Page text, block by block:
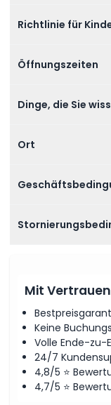
Richtlinie für
Öffnungszeiten
Dinge, die Sie
Ort
Mit
Keine
Volle Ende-zu-
24/7
4,8/5 ⭐
4,7/5 ⭐